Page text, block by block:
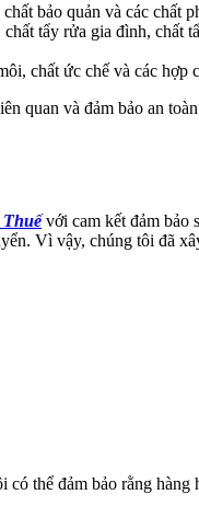
bảo quản và các chất
tẩy rửa gia đình, chất
chất ức chế và các hợp
quan và đảm bảo an
với cam kết đảm bảo
Vì vậy, chúng tôi đã
thể đảm bảo rằng hàng